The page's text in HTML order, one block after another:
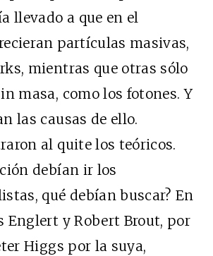
llevado a que en el
partículas masivas,
mientras que otras sólo
masa, como los fotones. Y
las causas de ello.
al quite los teóricos.
debían ir los
qué debían buscar? En
Englert y Robert Brout, por
Higgs por la suya,